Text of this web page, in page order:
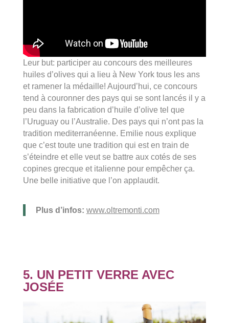
Leur but: participer au concours des meilleures
huiles d’olives qui a lieu à New York tous les ans
et ramener la médaille! Aujourd’hui, ce concours
tend à couronner des pays qui se sont lancés il y a
peu dans la fabrication d’huile d’olive tel que
l’Uruguay ou l’Australie. Des pays qui n’ont pas la
tradition mediterranéenne. Emilie nous explique
que c’est toute une tradition qui est en train de
s’éteindre et elle veut se battre aux cotés de ses
copines grecque et italienne pour empêcher ça.
Une belle initiative que l’on applaudit.
Plus d’infos: www.oltremonti.com
5. UN PETIT VERRE AVEC
JOSÉE